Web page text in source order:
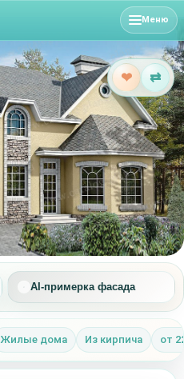
Меню
AI-примерка фасада
Жилые дома Из кирпича от
❤ ⇄